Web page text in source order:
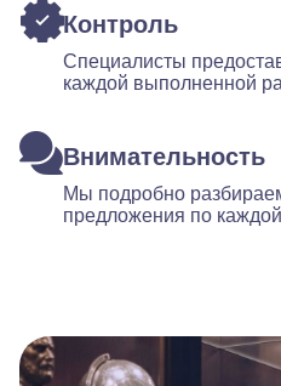
Контроль
Специалисты
каждой выполненной
Внимательность
Мы подробно
предложения по